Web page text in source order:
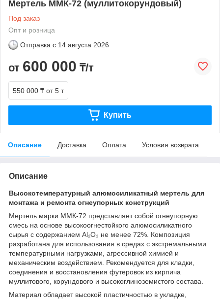
Мертель ММК-72 (муллитокорундовый)
Под заказ
Опт и розница
Отправка с 14 августа 2026
от 600 000 ₸/т
550 000 ₸ от 5 т
Купить
Описание Доставка Оплата Условия возврата
Описание
Высокотемпературный алюмосиликатный мертель для
монтажа и ремонта огнеупорных конструкций
Мертель марки ММК-72 представляет собой огнеупорную
смесь на основе высокоогнестойкого алюмосиликатного
сырья с содержанием Al₂O₃ не менее 72%. Композиция
разработана для использования в средах с экстремальными
температурными нагрузками, агрессивной химией и
механическим воздействием. Рекомендуется для кладки,
соединения и восстановления футеровок из кирпича
муллитового, корундового и высокоглиноземистого состава.
Материал обладает высокой пластичностью в укладке,